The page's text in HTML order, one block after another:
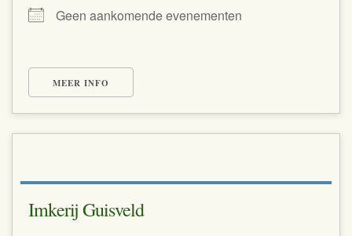
Geen aankomende evenementen
MEER INFO
Imkerij Guisveld